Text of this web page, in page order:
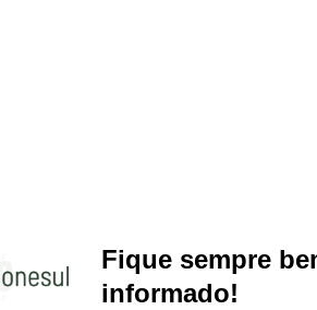
Fique sempre
informado!